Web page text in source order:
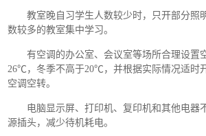
教室晚自习学生人数较少时，只开部分照
数较多的教室集中学习。
有空调的办公室、会议室等场所合理设置
26℃，冬季不高于20℃，并根据实际情况适时
空调空转。
电脑显示屏、打印机、复印机和其他电器
源插头，减少待机耗电。